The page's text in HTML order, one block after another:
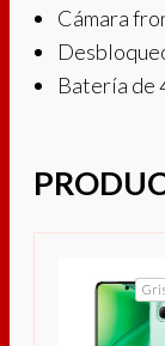
Cámara
Batería de